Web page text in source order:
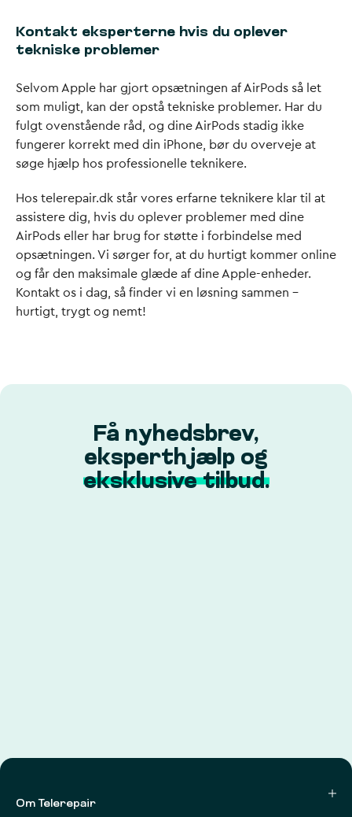
Kontakt eksperterne hvis du oplever
tekniske problemer
Selvom Apple har gjort opsætningen af AirPods så let
som muligt, kan der opstå tekniske problemer. Har du
fulgt ovenstående råd, og dine AirPods stadig ikke
fungerer korrekt med din iPhone, bør du overveje at
søge hjælp hos professionelle teknikere.
Hos telerepair.dk står vores erfarne teknikere klar til at
assistere dig, hvis du oplever problemer med dine
AirPods eller har brug for støtte i forbindelse med
opsætningen. Vi sørger for, at du hurtigt kommer online
og får den maksimale glæde af dine Apple-enheder.
Kontakt os i dag, så finder vi en løsning sammen –
hurtigt, trygt og nemt!
Få nyhedsbrev,
eksperthjælp og
eksklusive tilbud.
Om Telerepair